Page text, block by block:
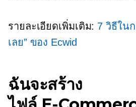
รายละเอียดเพิ่มเติม: 7 วิธีใน
เลย” ของ Ecwid
ฉันจะสร้าง